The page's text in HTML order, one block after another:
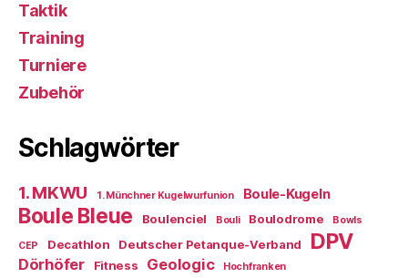
Taktik
Training
Turniere
Zubehör
Schlagwörter
1. MKWU 1. Münchner Kugelwurfunion Boule-Kugeln
Boule Bleue Boulenciel Bouli Boulodrome Bowls
CEP Decathlon Deutscher Petanque-Verband DPV
Dörhöfer Fitness Geologic Hochfranken